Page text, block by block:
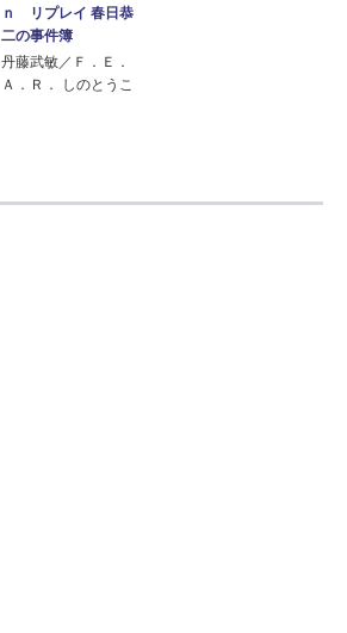
ｎ リプレイ 春日恭
二の事件簿
丹藤武敏／Ｆ．Ｅ．
Ａ．Ｒ． しのとうこ